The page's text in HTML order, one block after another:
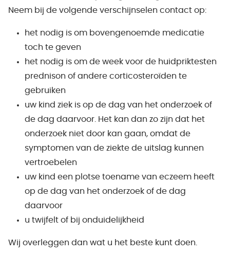
Neem bij de volgende verschijnselen contact op:
het nodig is om bovengenoemde medicatie
toch te geven
het nodig is om de week voor de huidpriktesten
prednison of andere corticosteroïden te
gebruiken
uw kind ziek is op de dag van het onderzoek of
de dag daarvoor. Het kan dan zo zijn dat het
onderzoek niet door kan gaan, omdat de
symptomen van de ziekte de uitslag kunnen
vertroebelen
uw kind een plotse toename van eczeem heeft
op de dag van het onderzoek of de dag
daarvoor
u twijfelt of bij onduidelijkheid
Wij overleggen dan wat u het beste kunt doen.